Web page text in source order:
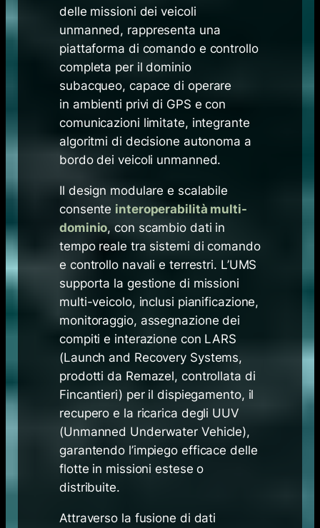
delle missioni dei veicoli
unmanned, rappresenta una
piattaforma di comando e controllo
completa per il dominio
subacqueo, capace di operare
in ambienti privi di GPS e con
comunicazioni limitate, integrante
algoritmi di decisione autonoma a
bordo dei veicoli unmanned.
Il design modulare e scalabile
consente interoperabilità multi-
dominio, con scambio dati in
tempo reale tra sistemi di comando
e controllo navali e terrestri. L’UMS
supporta la gestione di missioni
multi-veicolo, inclusi pianificazione,
monitoraggio, assegnazione dei
compiti e interazione con LARS
(Launch and Recovery Systems,
prodotti da Remazel, controllata di
Fincantieri) per il dispiegamento, il
recupero e la ricarica degli UUV
(Unmanned Underwater Vehicle),
garantendo l’impiego efficace delle
flotte in missioni estese o
distribuite.
Attraverso la fusione di dati